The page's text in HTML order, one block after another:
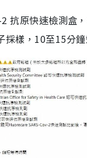
抗原快速檢測盒
樣，10至15分鐘